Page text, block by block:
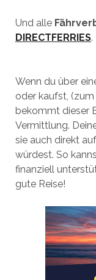
Und alle
DIRECTFERRIES.
Wenn du über
oder kaufst,
bekommt dieser
Vermittlung.
sie auch direkt
würdest. So
finanziell
gute Reise!